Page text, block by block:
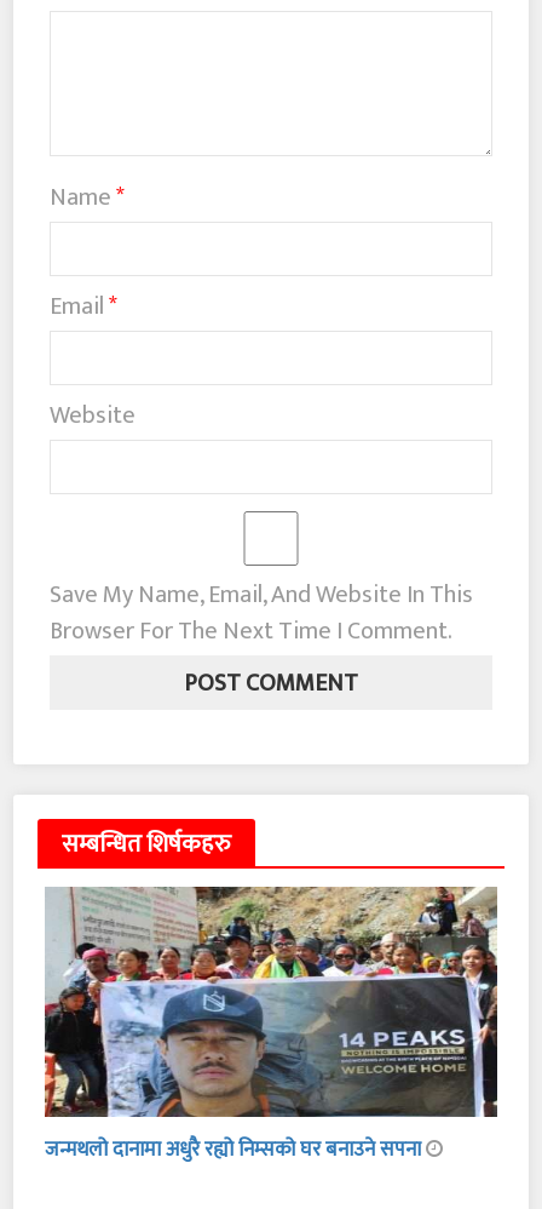
Name*
Email*
Website
Save My Name, Email, And Website In This
Browser For The Next Time I Comment.
सम्बन्धित शिर्षकहरु
जन्मथलो दानामा अधुरै रह्यो निम्सको घर बनाउने सपना